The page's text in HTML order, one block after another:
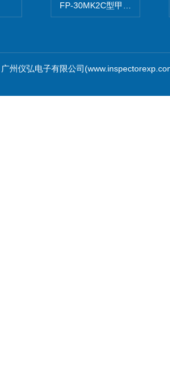
FP-30MK2C型甲醛检测仪
州仪弘电子有限公司